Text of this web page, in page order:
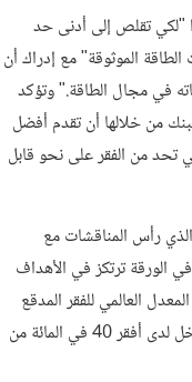
"لكي تقلص إلى أدنى حد
الطاقة الموثوقة" مع إدراك أن
في مجال الطاقة." وتؤكد
من خلالها أن تقدم أفضل
تحد من الفقر على نحو قابل
رأس المناقشات مع
الورقة ترتكز في الأهداف
العالمي للفقر المدقع
إلى 3 في المائة بحلول عام 2030، وزيادة نمو الدخل لدى أفقر 40 في المائة من